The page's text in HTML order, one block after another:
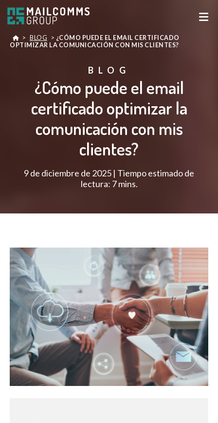
> BLOG > ¿CÓMO PUEDE EL EMAIL CERTIFICADO
OPTIMIZAR LA COMUNICACIÓN CON MIS CLIENTES?
BLOG
¿Cómo puede el email
certificado optimizar la
comunicación con mis
clientes?
9 de diciembre de 2025 | Tiempo estimado de
lectura: 7 mins.